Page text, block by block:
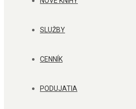
SLUŽBY
CENNÍK
PODUJATIA